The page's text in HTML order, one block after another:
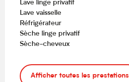
Lave linge privatif
Lave vaisselle
Réfrigérateur
Sèche linge privatif
Sèche-cheveux
Afficher toutes les prestations